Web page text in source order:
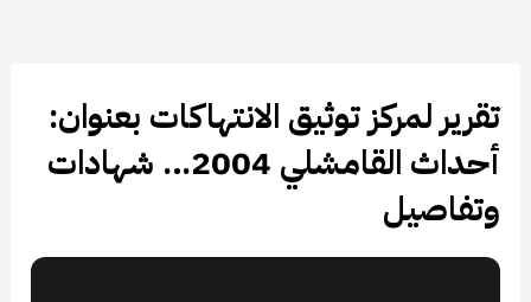
تقرير لمركز توثيق الانتهاكات بعنوان:
أحداث القامشلي 2004… شهادات
وتفاصيل